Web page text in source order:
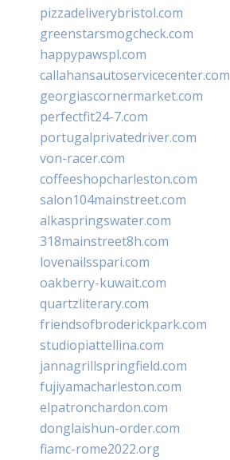
pizzadeliverybristol.com
greenstarsmogcheck.com
happypawspl.com
callahansautoservicecenter.com
georgiascornermarket.com
perfectfit24-7.com
portugalprivatedriver.com
von-racer.com
coffeeshopcharleston.com
salon104mainstreet.com
alkaspringswater.com
318mainstreet8h.com
lovenailsspari.com
oakberry-kuwait.com
quartzliterary.com
friendsofbroderickpark.com
studiopiattellina.com
jannagrillspringfield.com
fujiyamacharleston.com
elpatronchardon.com
donglaishun-order.com
fiamc-rome2022.org